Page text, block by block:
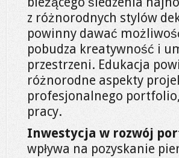
z różnorodnych stylów
powinny dawać
pobudza kreatywność i
przestrzeni. Edukacja
różnorodne aspekty
profesjonalnego
pracy.
Inwestycja w rozwój
wpływa na pozyskanie